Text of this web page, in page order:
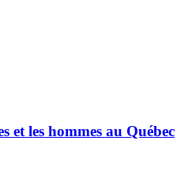
et les hommes au Québec